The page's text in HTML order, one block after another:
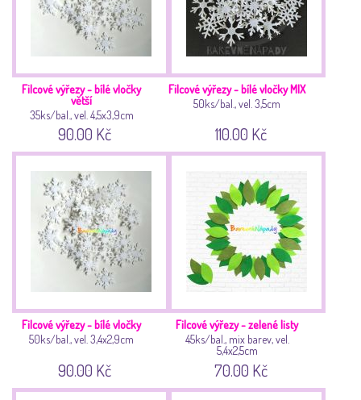
Filcové výřezy - bílé vločky
větší
35ks/bal., vel. 4,5x3,9cm
90.00 Kč
Filcové výřezy - bílé vločky MIX
50ks/bal., vel. 3,5cm
110.00 Kč
Filcové výřezy - bílé vločky
50ks/bal., vel. 3,4x2,9cm
90.00 Kč
Filcové výřezy - zelené listy
45ks/bal., mix barev, vel.
5,4x2,5cm
70.00 Kč